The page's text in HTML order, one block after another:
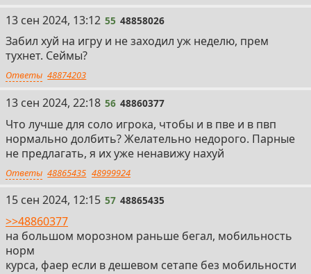
55
13 сен 2024, 13:12 55 48858026
Забил хуй на игру и не заходил уж неделю, прем
тухнет. Сеймы?
Ответы 48874203
56
13 сен 2024, 22:18 56 48860377
Что лучше для соло игрока, чтобы и в пве и в пвп
нормально долбить? Желательно недорого. Парные
не предлагать, я их уже ненавижу нахуй
Ответы 48865435 48999924
57
15 сен 2024, 12:15 57 48865435
>>48860377
на большом морозном раньше бегал, мобильность
норм
курса, фаер если в дешевом сетапе без мобильности